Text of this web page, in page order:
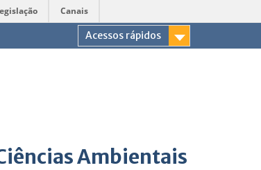
Canais
Acessos rápidos
Ambientais